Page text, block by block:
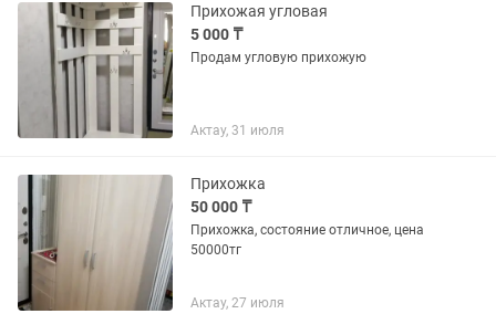
Прихожая угловая
5 000 ₸
Продам угловую прихожую
Актау, 31 июля
Прихожка
50 000 ₸
Прихожка, состояние отличное, цена
50000тг
Актау, 27 июля